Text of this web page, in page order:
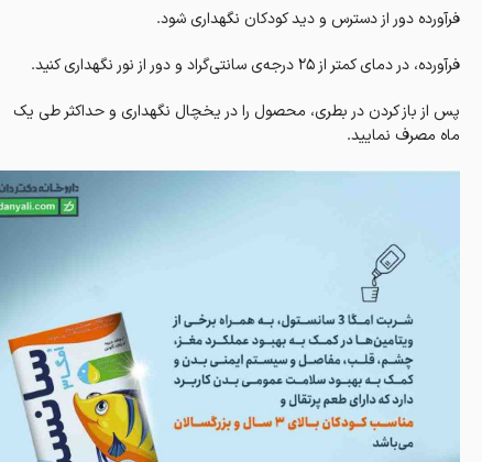
فرآورده دور از دسترس و دید کودکان نگهداری شود.
فرآورده، در دمای کمتر از ۲۵ درجه‌ی سانتی‌گراد و دور از نور نگهداری کنید.
پس از باز کردن در بطری، محصول را در یخچال نگهداری و حداکثر طی یک
ماه مصرف نمایید.